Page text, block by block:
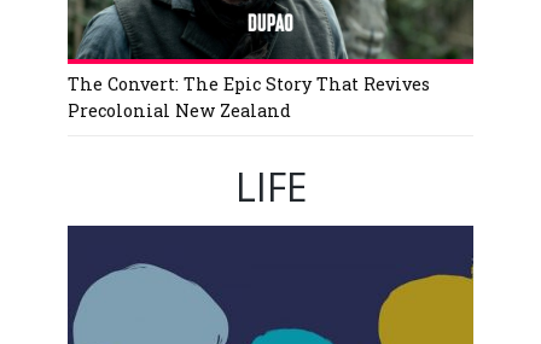
The Convert: The Epic Story That Revives
Precolonial New Zealand
LIFE